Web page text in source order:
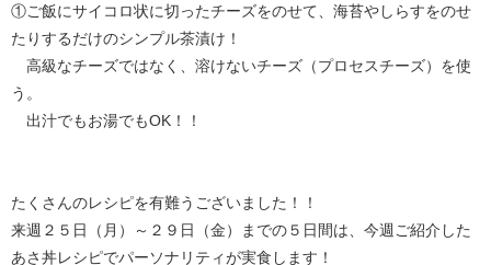
①ご飯にサイコロ状に切ったチーズをのせて、海苔やしらすをのせ
たりするだけのシンプル茶漬け！
高級なチーズではなく、溶けないチーズ（プロセスチーズ）を使
う。
出汁でもお湯でもOK！！
たくさんのレシピを有難うございました！！
来週２５日（月）～２９日（金）までの５日間は、今週ご紹介した
あさ丼レシピでパーソナリティが実食します！